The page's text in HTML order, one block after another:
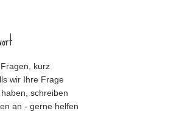
kurz
wir Ihre Frage
schreiben
an - gerne helfen